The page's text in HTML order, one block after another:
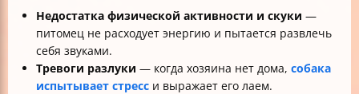
Недостатка физической активности и скуки —
питомец не расходует энергию и пытается развлечь
себя звуками.
Тревоги разлуки — когда хозяина нет дома, собака
испытывает стресс и выражает его лаем.